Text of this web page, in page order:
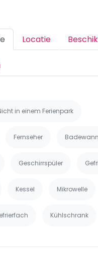
Locatie
in einem Ferienpark
Fernseher
Geschirrspüler
Kessel Mikrowelle
Kühlschrank